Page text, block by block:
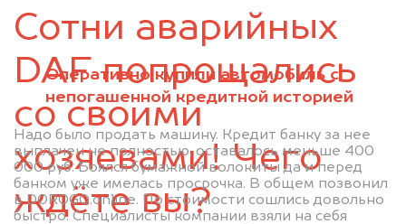
Оперативно купили автомобиль с
непогашенной кредитной историей
Надо было продать машину. Кредит банку за нее
выплачен не полностью, оставалось меньше 400
000 руб. Боялся бумажной волокиты да и перед
банком уже имелась просрочка. В общем позвонил
в DOROGO.online. По стоимости сошлись довольно
быстро. Специалисты компании взяли на себя
Сотни аварийных
DAF попрощались
со своими
хозяевами! Чего
ждёте вы?